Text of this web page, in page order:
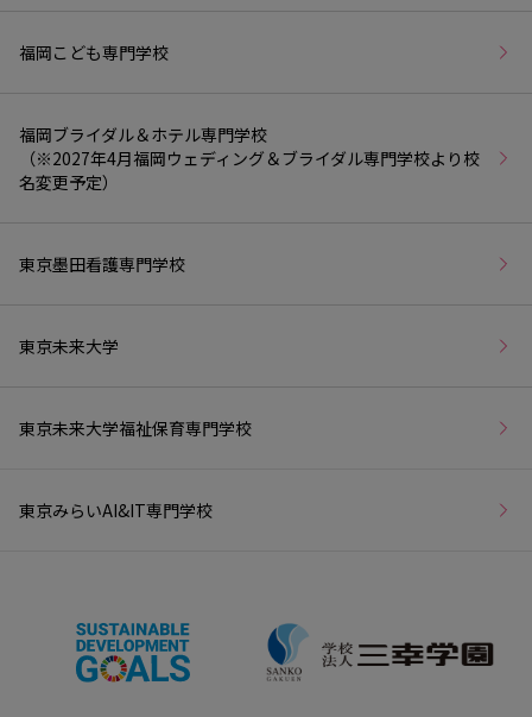
福岡こども専門学校
福岡ブライダル＆ホテル専門学校
（※2027年4月福岡ウェディング＆ブライダル専門学校より校
名変更予定）
東京墨田看護専門学校
東京未来大学
東京未来大学福祉保育専門学校
東京みらいAI&IT専門学校